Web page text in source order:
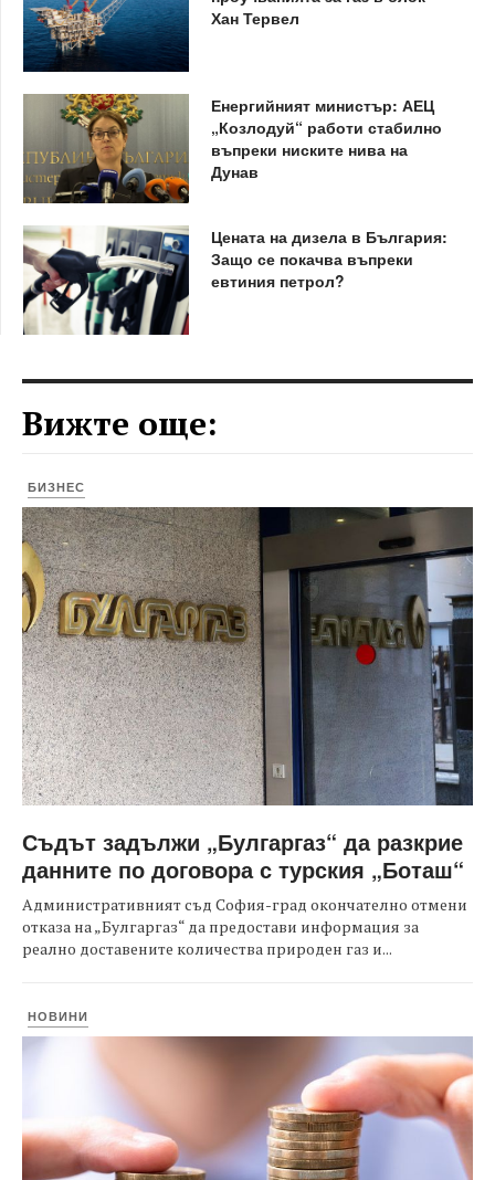
Хан Тервел
Енергийният министър: АЕЦ
„Козлодуй“ работи стабилно
въпреки ниските нива на
Дунав
Цената на дизела в България:
Защо се покачва въпреки
евтиния петрол?
Вижте още:
БИЗНЕС
Съдът задължи „Булгаргаз“ да разкрие
данните по договора с турския „Боташ“
Административният съд София-град окончателно отмени
отказа на „Булгаргаз“ да предостави информация за
реално доставените количества природен газ и...
НОВИНИ